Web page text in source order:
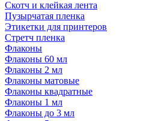
Скотч и клейкая лента
Пузырчатая пленка
Этикетки для принтеров
Стретч пленка
Флаконы
Флаконы 60 мл
Флаконы 2 мл
Флаконы матовые
Флаконы квадратные
Флаконы 1 мл
Флаконы до 3 мл